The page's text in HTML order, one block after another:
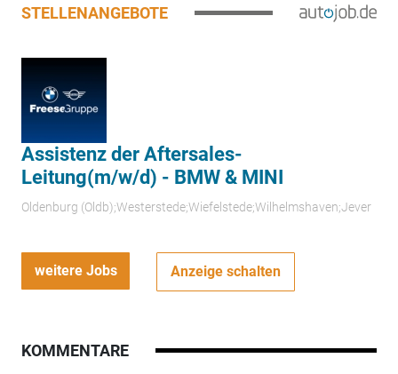
STELLENANGEBOTE
Assistenz der Aftersales-
Leitung(m/w/d) - BMW & MINI
Oldenburg (Oldb);Westerstede;Wiefelstede;Wilhelmshaven;Jever
weitere Jobs Anzeige schalten
KOMMENTARE